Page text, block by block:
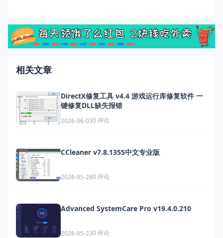
相关文章
DirectX修复工具 v4.4 游戏运行库修复软件 一
键修复DLL缺失报错
2026-06-030 评论
CCleaner v7.8.1355中文专业版
2026-05-280 评论
Advanced SystemCare Pro v19.4.0.210
2026-05-230 评论